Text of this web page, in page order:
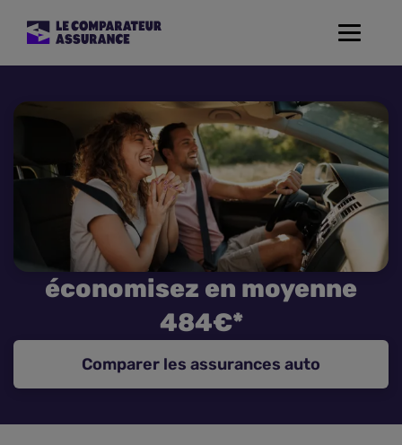
Toggle
Mutuelle Santé
Assurance Moto
Assurance Habitation
Assurance de prêt
Prévoyance
Assurance Animaux
économisez en moyenne
484€*
Comparer les assurances auto